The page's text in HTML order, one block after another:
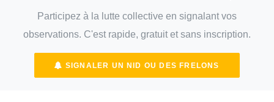
Participez à la lutte collective en signalant vos
observations. C'est rapide, gratuit et sans inscription.
SIGNALER UN NID OU DES FRELONS